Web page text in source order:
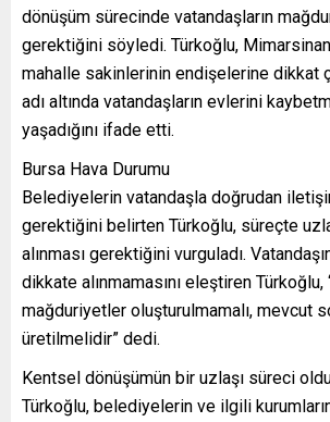
dönüşüm sürecinde vatandaşların
gerektiğini söyledi. Türkoğlu,
mahalle sakinlerinin endişelerine dikkat
adı altında vatandaşların evlerini
yaşadığını ifade etti.
Bursa Hava Durumu
Belediyelerin vatandaşla doğrudan
gerektiğini belirten Türkoğlu, süreçte
alınması gerektiğini vurguladı.
dikkate alınmamasını eleştiren Türkoğlu,
mağduriyetler oluşturulmamalı, mevcut
üretilmelidir” dedi.
Kentsel dönüşümün bir uzlaşı süreci
Türkoğlu, belediyelerin ve ilgili